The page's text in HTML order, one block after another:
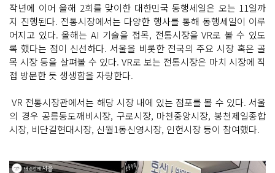
작년에 이어 올해 2회를 맞이한 대한민국 동행세일은 오는 11일까
지 진행된다. 전통시장에서는 다양한 행사를 통해 동행세일이 이루
어지고 있다. 올해는 AI 기술을 접목, 전통시장을 VR로 볼 수 있도
록 했다는 점이 신선하다. 서울을 비롯한 전국의 주요 시장 혹은 골
목 시장 등을 살펴볼 수 있다. VR로 보는 전통시장은 마치 시장에 직
접 방문한 듯 생생함을 자랑한다.
VR 전통시장관에서는 해당 시장 내에 있는 점포를 볼 수 있다. 서울
의 경우 공릉동도깨비시장, 구로시장, 마천중앙시장, 봉천제일종합
시장, 비단길현대시장, 신월1동신영시장, 인헌시장 등이 참여했다.